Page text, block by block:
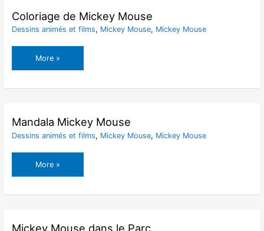
Coloriage de Mickey Mouse
Dessins animés et films, Mickey Mouse, Mickey Mouse
Coloriage
de
More »
Mandala Mickey Mouse
Dessins animés et films, Mickey Mouse, Mickey Mouse
Mandala
Mickey
More »
Mickey Mouse dans le Parc